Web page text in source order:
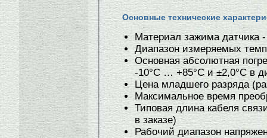
Основные технические
Материал зажима датчика
Диапазон измеряемых
Основная абсолютная
-10°C … +85°C и ±2,0°C в
Цена младшего разряда
Максимальное время
Типовая длина кабеля
в заказе)
Рабочий диапазон